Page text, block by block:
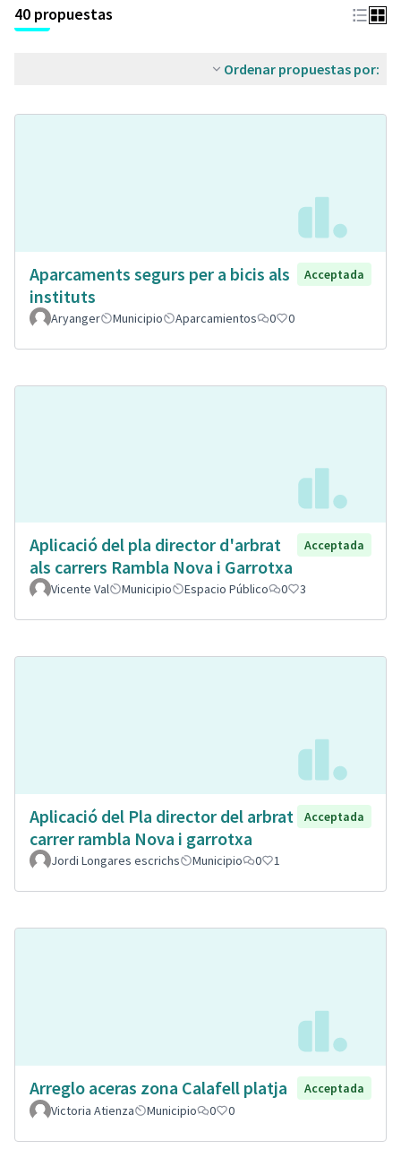
40 propuestas
Ordenar propuestas por:
Aparcaments segurs per a bicis als
instituts
Acceptada
Aryanger Municipio Aparcamientos 0 0
Aplicació del pla director d'arbrat
als carrers Rambla Nova i Garrotxa
Acceptada
Vicente Val Municipio Espacio Público 0 3
Aplicació del Pla director del arbrat
carrer rambla Nova i garrotxa
Acceptada
Jordi Longares escrichs Municipio 0 1
Arreglo aceras zona Calafell platja
Acceptada
Victoria Atienza
Municipio 0 0